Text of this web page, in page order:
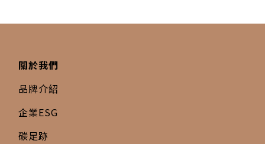
關於我們
品牌介紹
企業ESG
碳足跡